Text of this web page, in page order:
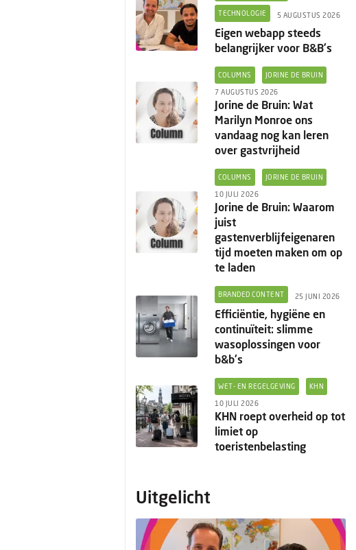
TECHNOLOGIE 5 AUGUSTUS 2026
Eigen webapp steeds
belangrijker voor B&B's
COLUMNS JORINE DE BRUIN
7 AUGUSTUS 2026
Jorine de Bruin: Wat
Marilyn Monroe ons
vandaag nog kan leren
over gastvrijheid
COLUMNS JORINE DE BRUIN
10 JULI 2026
Jorine de Bruin: Waarom
juist
gastenverblijfeigenaren
tijd moeten maken om op
te laden
BRANDED CONTENT 25 JUNI 2026
Efficiëntie, hygiëne en
continuïteit: slimme
wasoplossingen voor
b&b's
WET- EN REGELGEVING KHN
10 JULI 2026
KHN roept overheid op tot
limiet op
toeristenbelasting
Uitgelicht